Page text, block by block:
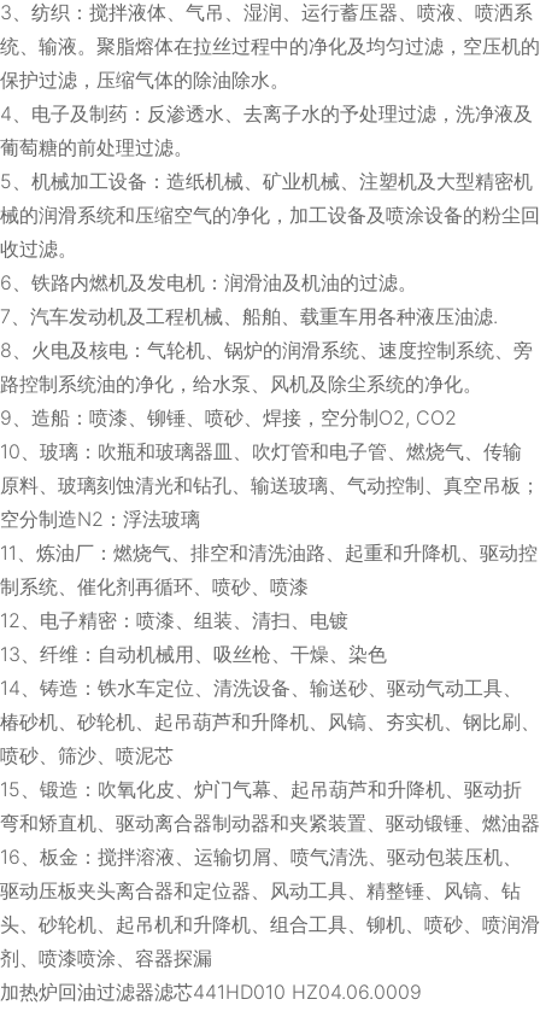
3、纺织：搅拌液体、气吊、湿润、运行蓄压器、喷液、喷洒系
统、输液。聚脂熔体在拉丝过程中的净化及均匀过滤，空压机的
保护过滤，压缩气体的除油除水。
4、电子及制药：反渗透水、去离子水的予处理过滤，洗净液及
葡萄糖的前处理过滤。
5、机械加工设备：造纸机械、矿业机械、注塑机及大型精密机
械的润滑系统和压缩空气的净化，加工设备及喷涂设备的粉尘回
收过滤。
6、铁路内燃机及发电机：润滑油及机油的过滤。
7、汽车发动机及工程机械、船舶、载重车用各种液压油滤.
8、火电及核电：气轮机、锅炉的润滑系统、速度控制系统、旁
路控制系统油的净化，给水泵、风机及除尘系统的净化。
9、造船：喷漆、铆锤、喷砂、焊接，空分制O2, CO2
10、玻璃：吹瓶和玻璃器皿、吹灯管和电子管、燃烧气、传输
原料、玻璃刻蚀清光和钻孔、输送玻璃、气动控制、真空吊板；
空分制造N2：浮法玻璃
11、炼油厂：燃烧气、排空和清洗油路、起重和升降机、驱动控
制系统、催化剂再循环、喷砂、喷漆
12、电子精密：喷漆、组装、清扫、电镀
13、纤维：自动机械用、吸丝枪、干燥、染色
14、铸造：铁水车定位、清洗设备、输送砂、驱动气动工具、
椿砂机、砂轮机、起吊葫芦和升降机、风镐、夯实机、钢比刷、
喷砂、筛沙、喷泥芯
15、锻造：吹氧化皮、炉门气幕、起吊葫芦和升降机、驱动折
弯和矫直机、驱动离合器制动器和夹紧装置、驱动锻锤、燃油器
16、板金：搅拌溶液、运输切屑、喷气清洗、驱动包装压机、
驱动压板夹头离合器和定位器、风动工具、精整锤、风镐、钻
头、砂轮机、起吊机和升降机、组合工具、铆机、喷砂、喷润滑
剂、喷漆喷涂、容器探漏
加热炉回油过滤器滤芯441HD010 HZ04.06.0009